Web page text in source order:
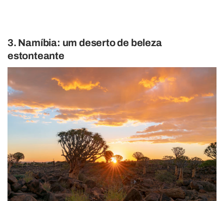
3. Namíbia: um deserto de beleza
estonteante